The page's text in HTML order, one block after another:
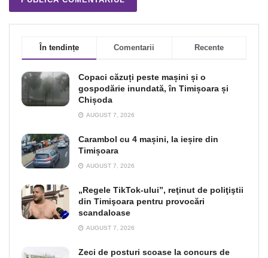
În tendințe Comentarii Recente
Copaci căzuți peste mașini și o
gospodărie inundată, în Timișoara și
Chișoda
AUGUST 7, 2026
Carambol cu 4 mașini, la ieșire din
Timișoara
AUGUST 7, 2026
„Regele TikTok-ului”, reţinut de poliţiştii
din Timişoara pentru provocări
scandaloase
AUGUST 7, 2026
Zeci de posturi scoase la concurs de